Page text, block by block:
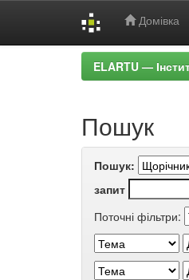
Домівка
ELARTU —
Пошук
Пошук:
запит
Поточні фільтри: